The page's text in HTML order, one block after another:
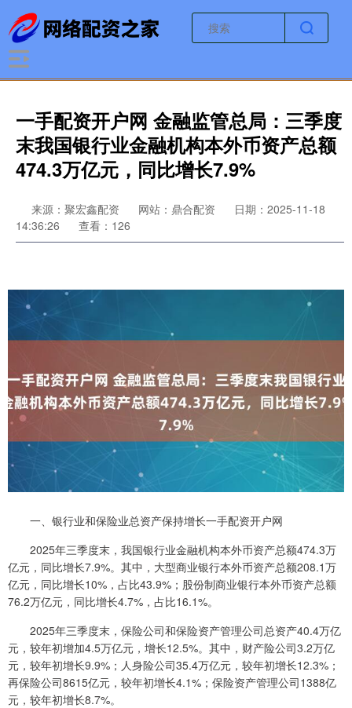
一手配资开户网 金融监管总局：三季度
末我国银行业金融机构本外币资产总额
474.3万亿元，同比增长7.9%
来源：聚宏鑫配资 网站：鼎合配资
日期：2025-11-18
14:36:26
查看：126
一、银行业和保险业总资产保持增长一手配资开户网
2025年三季度末，我国银行业金融机构本外币资产总额474.3万
亿元，同比增长7.9%。其中，大型商业银行本外币资产总额208.1万
亿元，同比增长10%，占比43.9%；股份制商业银行本外币资产总额
76.2万亿元，同比增长4.7%，占比16.1%。
2025年三季度末，保险公司和保险资产管理公司总资产40.4万亿
元，较年初增加4.5万亿元，增长12.5%。其中，财产险公司3.2万亿
元，较年初增长9.9%；人身险公司35.4万亿元，较年初增长12.3%；
再保险公司8615亿元，较年初增长4.1%；保险资产管理公司1388亿
元，较年初增长8.7%。